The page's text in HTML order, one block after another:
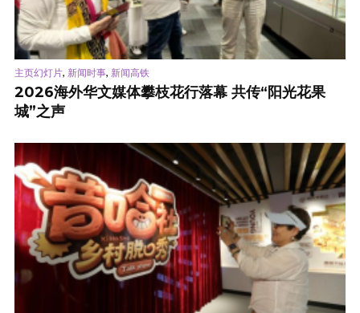
主页幻灯片, 新闻时事, 新闻高铁
2026海外华文媒体攀枝花行落幕 共传“阳光花果
城”之声